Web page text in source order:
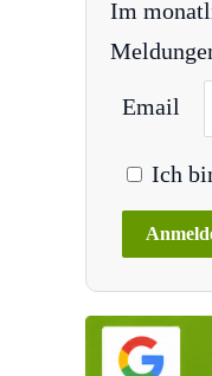
Im
Email
Ich